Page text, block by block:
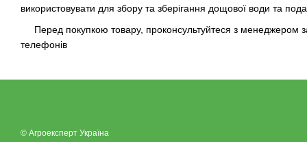
використовувати для збору та зберігання дощової води та
Перед покупкою товару, проконсультуйтеся з менеджером
телефонів
© Агроексперт Україна